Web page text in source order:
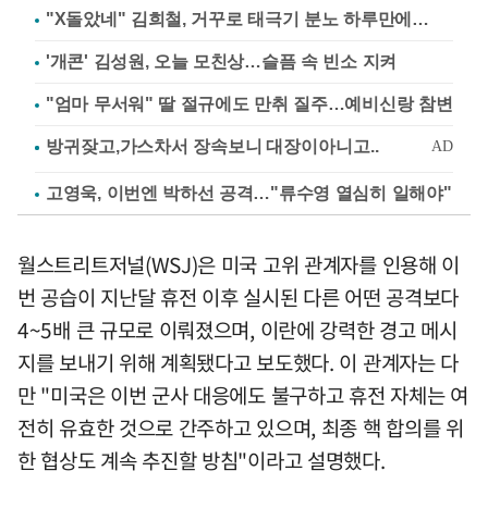
"X돌았네" 김희철, 거꾸로 태극기 분노 하루만에…
'개콘' 김성원, 오늘 모친상…슬픔 속 빈소 지켜
"엄마 무서워" 딸 절규에도 만취 질주…예비신랑 참변
고영욱, 이번엔 박하선 공격…"류수영 열심히 일해야"
월스트리트저널(WSJ)은 미국 고위 관계자를 인용해 이
번 공습이 지난달 휴전 이후 실시된 다른 어떤 공격보다
4~5배 큰 규모로 이뤄졌으며, 이란에 강력한 경고 메시
지를 보내기 위해 계획됐다고 보도했다. 이 관계자는 다
만 "미국은 이번 군사 대응에도 불구하고 휴전 자체는 여
전히 유효한 것으로 간주하고 있으며, 최종 핵 합의를 위
한 협상도 계속 추진할 방침"이라고 설명했다.